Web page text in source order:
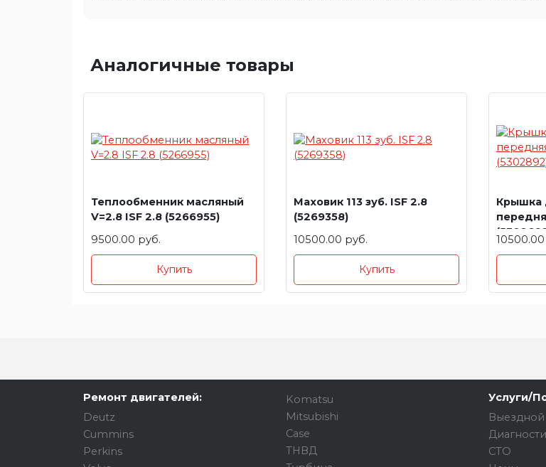
Аналогичные товары
Теплообменник масляный
V=2.8 ISF 2.8 (5266955)
9500.00 руб.
Купить
Маховик 113 зуб. ISF 2.8
(5269358)
10500.00 руб.
Купить
Крышка
Ремонт двигателей:
Deutz
Cummins
Perkins
Komatsu
Mitsubishi
Case
ТНВД
Услуги/
СТО